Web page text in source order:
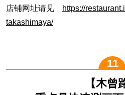
店铺网址请见
https://
takashimaya/
【木曾